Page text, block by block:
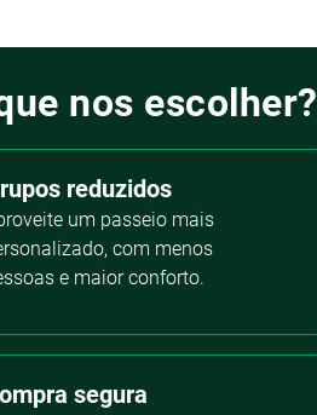
nos escolher?
reduzidos
um passeio mais
com menos
e maior conforto.
segura